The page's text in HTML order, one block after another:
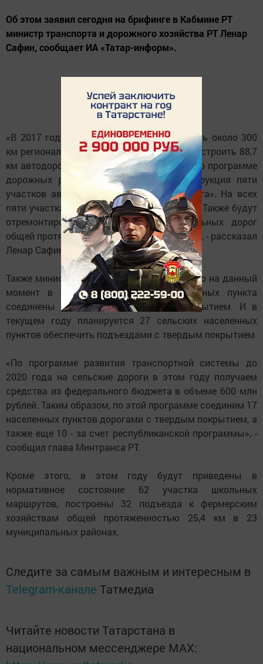
Об этом заявил сегодня на брифинге в Кабмине РТ
министр транспорта и дорожного хозяйства РТ Ленар
Сафин, сообщает ИА «Татар-информ».
«В 2017 году планируется отремонтировать около 300
км региональных автодорог и 7 мостов, построить 88,7
км автодорог и 5 мостов. Помимо этого, по программе
дорожных работ предусмотрена реконструкция пяти
участков автомобильной дороги М7 «Волга». На всех
пяти участках работы идут полным ходом. Также будут
отремонтированы 15 участков федеральных дорог
общей протяженностью 123 км и 6 мостов», - рассказал
Ленар Сафин.
Также министр обратил внимание на то, что на данный
момент в Татарстане уже 372 населенных пункта
соединены подъездами с твердым покрытием. И в
текущем году планируется 27 сельских населенных
пунктов обеспечить подъездами с твердым покрытием.
«По программе развития транспортной системы до
2020 года на сельские дороги в этом году получаем
средства из федерального бюджета в объеме 600 млн
рублей. Таким образом, по этой программе соединим 17
населенных пунктов дорогами с твердым покрытием, а
также еще 10 - за счет республиканской программы», -
сообщил глава Минтранса РТ.
Кроме этого, в этом году будут приведены в
нормативное состояние 62 участка школьных
маршрутов, построены 32 подъезда к фермерским
хозяйствам общей протяженностью 25,4 км в 23
муниципальных районах.
Следите за самым важным и интересным в
Telegram-канале Татмедиа
Читайте новости Татарстана в
национальном мессенджере MАХ: